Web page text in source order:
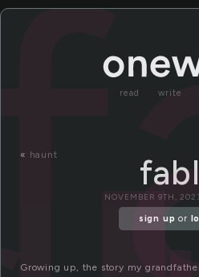
read write
« haunt
NOVEMBER 9TH,
sign up or
Growing up, the story my